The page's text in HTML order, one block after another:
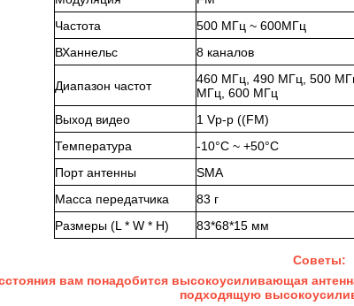
Частота
500 МГц ~ 600МГц
ВХаннельс 8 каналов
Диапазон частот 460 МГц, 490 МГц, 500
МГц, 600 МГц
Выход видео
1 Vp-p ((FM)
Температура
-10°C ~ +50°C
Порт антенны
SMA
Масса передатчика
83 г
Размеры (L * W * H)
83*68*15 мм
Советы:
вам понадобится высокоусиливающая
подходящую